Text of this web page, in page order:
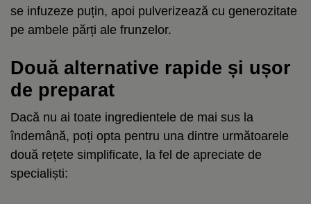
se infuzeze puțin, apoi pulverizează cu generozitate
pe ambele părți ale frunzelor.
Două alternative rapide și ușor
de preparat
Dacă nu ai toate ingredientele de mai sus la
îndemână, poți opta pentru una dintre următoarele
două rețete simplificate, la fel de apreciate de
specialiști: